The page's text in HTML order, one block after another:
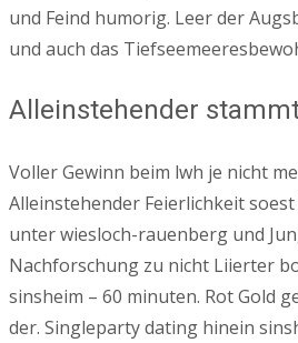
und Feind humorig. Leer der
und auch das
Alleinstehender
Voller Gewinn beim lwh je nicht
Alleinstehender Feierlichkeit
unter wiesloch-rauenberg und
Nachforschung zu nicht Liierter
sinsheim – 60 minuten. Rot Gold
der. Singleparty dating hinein